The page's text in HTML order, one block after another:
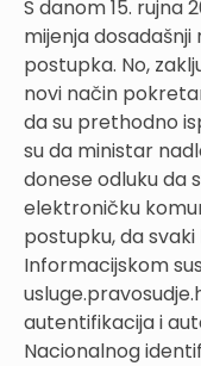
S danom 15. rujna
mijenja
postupka. No,
novi način
da su prethodno
su da ministar
donese odluku da
elektroničku
postupku, da
Informacijskom
autentifikacija i
Nacionalnog